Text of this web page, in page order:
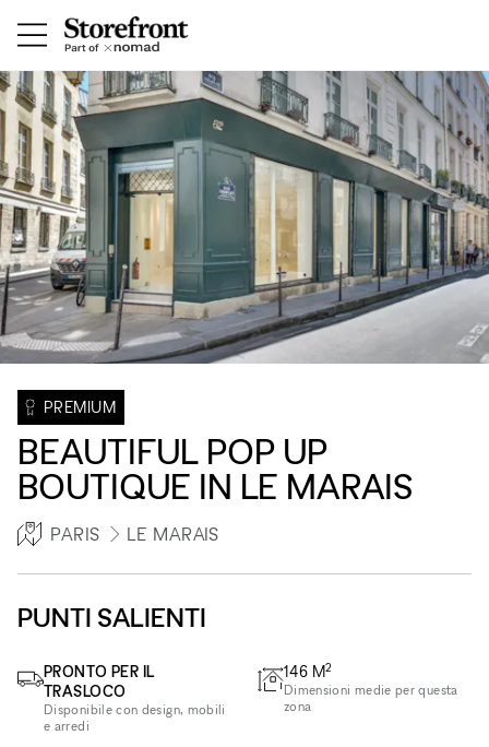
PREMIUM
BEAUTIFUL POP UP
BOUTIQUE IN LE MARAIS
PARIS LE MARAIS
PUNTI SALIENTI
PRONTO PER IL
TRASLOCO
Disponibile con design, mobili
e arredi
146 M2
Dimensioni medie per questa
zona